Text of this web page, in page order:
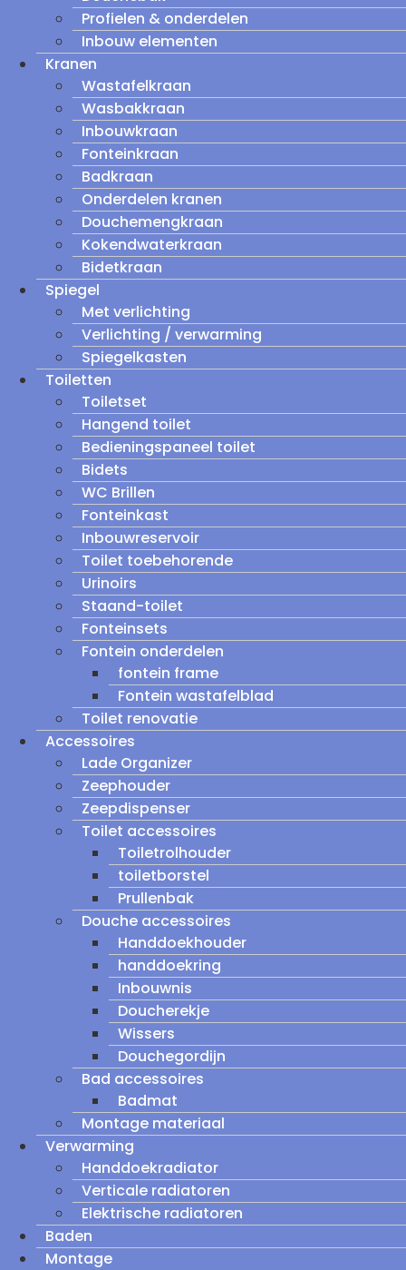
Profielen & onderdelen
Inbouw elementen
Kranen
Wastafelkraan
Wasbakkraan
Inbouwkraan
Fonteinkraan
Badkraan
Onderdelen kranen
Douchemengkraan
Kokendwaterkraan
Bidetkraan
Spiegel
Met verlichting
Verlichting / verwarming
Spiegelkasten
Toiletten
Toiletset
Hangend toilet
Bedieningspaneel toilet
Bidets
WC Brillen
Fonteinkast
Inbouwreservoir
Toilet toebehorende
Urinoirs
Staand-toilet
Fonteinsets
Fontein onderdelen
fontein frame
Fontein wastafelblad
Toilet renovatie
Accessoires
Lade Organizer
Zeephouder
Zeepdispenser
Toilet accessoires
Toiletrolhouder
toiletborstel
Prullenbak
Douche accessoires
Handdoekhouder
handdoekring
Inbouwnis
Doucherekje
Wissers
Douchegordijn
Bad accessoires
Badmat
Montage materiaal
Verwarming
Handdoekradiator
Verticale radiatoren
Elektrische radiatoren
Baden
Montage